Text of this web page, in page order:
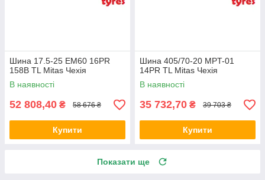
Шина 17.5-25 EM60 16PR
158B TL Mitas Чехія
В наявності
52 808,40 ₴ 58 676 ₴
Купити
Шина 405/70-20 MPT-01
14PR TL Mitas Чехія
В наявності
35 732,70 ₴ 39 703 ₴
Купити
Показати ще